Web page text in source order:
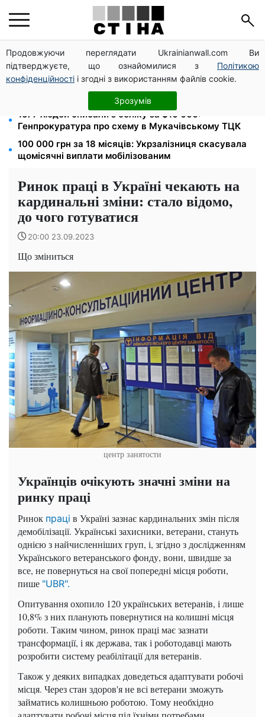
Продовжуючи переглядати Ukrainianwall.com Ви
підтверджуєте, що ознайомилися з Політикою
конфіденційності і згодні з використанням файлів cookie.
Зрозумів
172 940 грн захистять житло від арешту за
комуналку: з жовтня поріг — 432 тисячі
8 451 грн замість пакунка малюка: Пенсійний фонд
пояснив, як отримати гроші
1577 людей списали з обліку за $10 000:
Генпрокуратура про схему в Мукачівському ТЦК
100 000 грн за 18 місяців: Укрзалізниця скасувала
щомісячні виплати мобілізованим
Ринок праці в Україні чекають на
кардинальні зміни: стало відомо,
до чого готуватися
20:00 23.09.2023
Що зміниться
центр занятости
Українців очікують значні зміни на
ринку праці
Ринок праці в Україні зазнає кардинальних змін після
демобілізації. Українські захисники, ветерани, стануть
однією з найчисленніших груп, і, згідно з дослідженням
Українського ветеранського фонду, вони, швидше за
все, не повернуться на свої попередні місця роботи,
пише "UBR".
Опитування охопило 120 українських ветеранів, і лише
10,8% з них планують повернутися на колишні місця
роботи. Таким чином, ринок праці має зазнати
трансформації, і як держава, так і роботодавці мають
розробити систему реабілітації для ветеранів.
Також у деяких випадках доведеться адаптувати робочі
місця. Через стан здоров'я не всі ветерани зможуть
займатись колишньою роботою. Тому необхідно